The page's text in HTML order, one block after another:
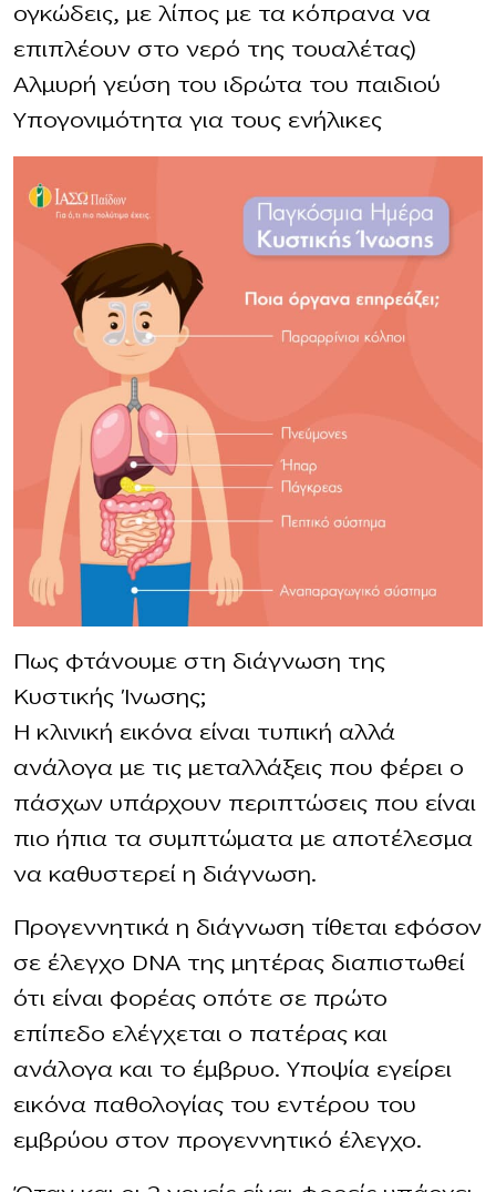
ογκώδεις, με λίπος με τα κόπρανα να
επιπλέουν στο νερό της τουαλέτας)
Αλμυρή γεύση του ιδρώτα του παιδιού
Υπογονιμότητα για τους ενήλικες
Πως φτάνουμε στη διάγνωση της
Κυστικής Ίνωσης;
Η κλινική εικόνα είναι τυπική αλλά
ανάλογα με τις μεταλλάξεις που φέρει ο
πάσχων υπάρχουν περιπτώσεις που είναι
πιο ήπια τα συμπτώματα με αποτέλεσμα
να καθυστερεί η διάγνωση.
Προγεννητικά η διάγνωση τίθεται εφόσον
σε έλεγχο DNA της μητέρας διαπιστωθεί
ότι είναι φορέας οπότε σε πρώτο
επίπεδο ελέγχεται ο πατέρας και
ανάλογα και το έμβρυο. Υποψία εγείρει
εικόνα παθολογίας του εντέρου του
εμβρύου στον προγεννητικό έλεγχο.